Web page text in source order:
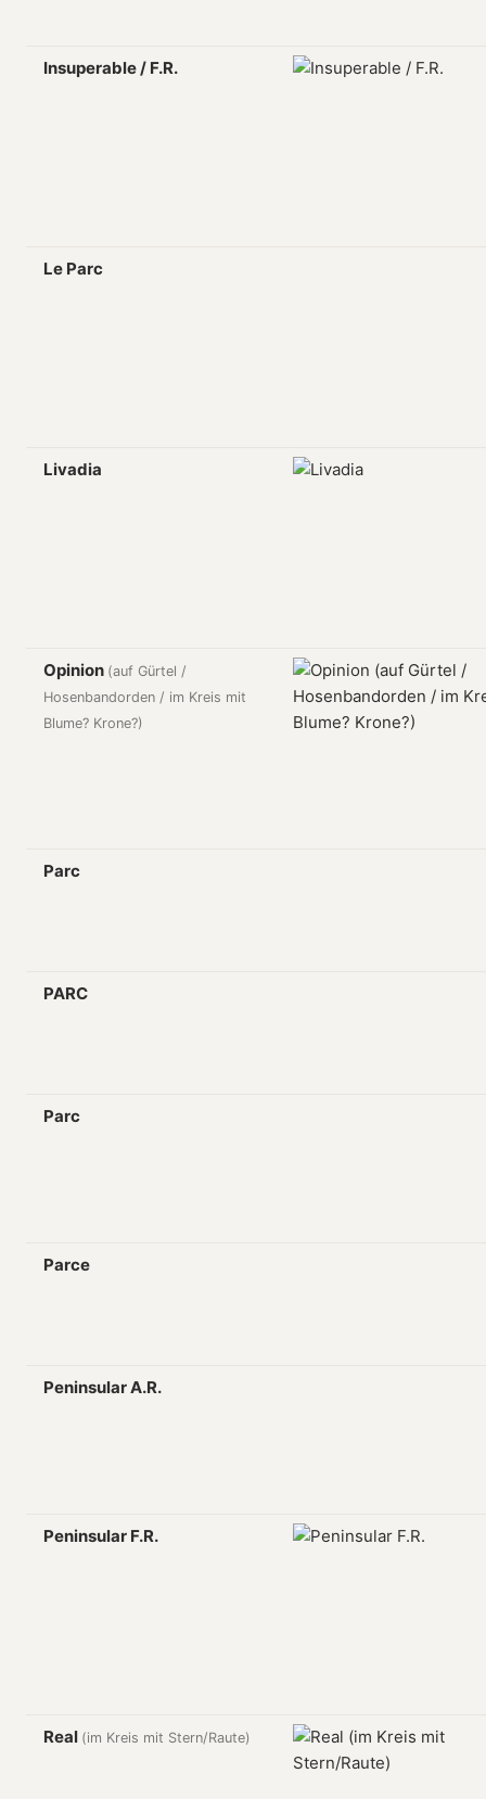
Insuperable / F.R.
Le Parc
Livadia
Opinion (auf Gürtel /
Hosenbandorden / im Kreis mit
Blume? Krone?)
Parc
PARC
Parc
Parce
Peninsular A.R.
Peninsular F.R.
Real (im Kreis mit Stern/Raute)